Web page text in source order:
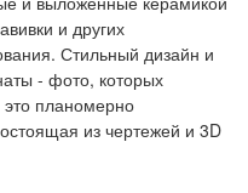
и других
Стильный дизайн и
- фото, которых
это планомерно
из чертежей и 3D